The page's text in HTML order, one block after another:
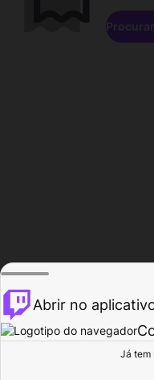
Abrir no
Já tem